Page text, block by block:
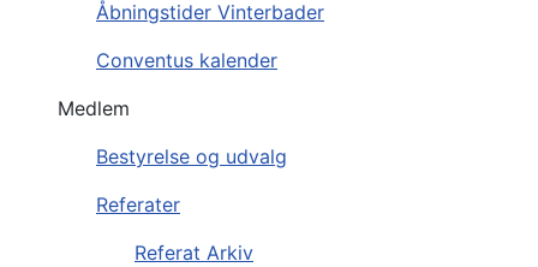
Åbningstider Vinterbader
Conventus kalender
Medlem
Bestyrelse og udvalg
Referater
Referat Arkiv